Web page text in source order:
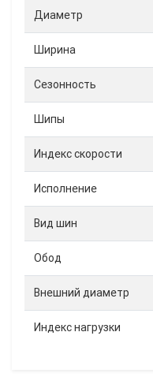
Диаметр
Ширина
Сезонность
Шипы
Индекс скорости
Исполнение
Вид шин
Обод
Внешний диаметр
Индекс нагрузки